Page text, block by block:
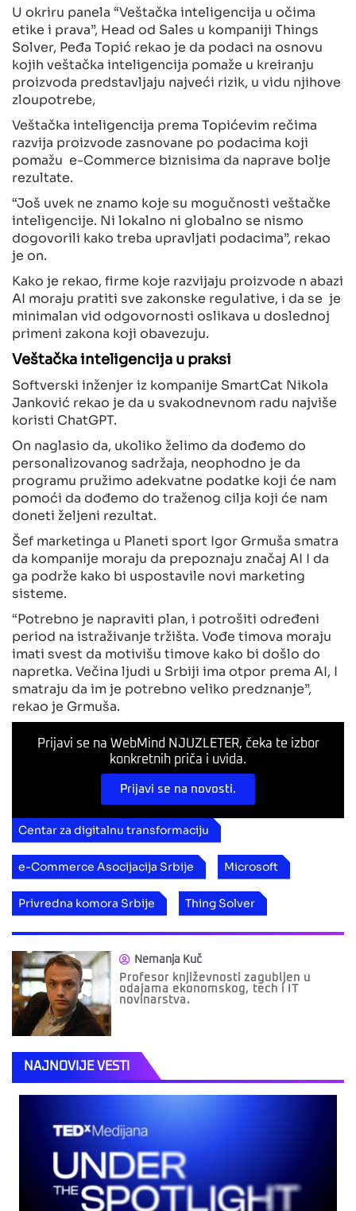
U okriru panela “Veštačka inteligencija u očima
etike i prava”, Head od Sales u kompaniji Things
Solver, Peđa Topić rekao je da podaci na osnovu
kojih veštačka inteligencija pomaže u kreiranju
proizvoda predstavljaju najveći rizik, u vidu njihove
zloupotrebe,
Veštačka inteligencija prema Topićevim rečima
razvija proizvode zasnovane po podacima koji
pomažu e-Commerce biznisima da naprave bolje
rezultate.
“Još uvek ne znamo koje su mogučnosti veštačke
inteligencije. Ni lokalno ni globalno se nismo
dogovorili kako treba upravljati podacima”, rekao
je on.
Kako je rekao, firme koje razvijaju proizvode n abazi
AI moraju pratiti sve zakonske regulative, i da se je
minimalan vid odgovornosti oslikava u doslednoj
primeni zakona koji obavezuju.
Veštačka inteligencija u praksi
Softverski inženjer iz kompanije SmartCat Nikola
Janković rekao je da u svakodnevnom radu najviše
koristi ChatGPT.
On naglasio da, ukoliko želimo da dođemo do
personalizovanog sadržaja, neophodno je da
programu pružimo adekvatne podatke koji će nam
pomoći da dođemo do traženog cilja koji će nam
doneti željeni rezultat.
Šef marketinga u Planeti sport Igor Grmuša smatra
da kompanije moraju da prepoznaju značaj AI I da
ga podrže kako bi uspostavile novi marketing
sisteme.
“Potrebno je napraviti plan, i potrošiti određeni
period na istraživanje tržišta. Vođe timova moraju
imati svest da motivišu timove kako bi došlo do
napretka. Večina ljudi u Srbiji ima otpor prema AI, I
smatraju da im je potrebno veliko predznanje”,
rekao je Grmuša.
Prijavi se na WebMind NJUZLETER, čeka te izbor
konkretnih priča i uvida.
Prijavi se na novosti.
Centar za digitalnu transformaciju
e-Commerce Asocijacija Srbije Microsoft
Privredna komora Srbije Thing Solver
Nemanja Kuč
Profesor književnosti zagubljen u
odajama ekonomskog, tech i IT
novinarstva.
NAJNOVIJE VESTI